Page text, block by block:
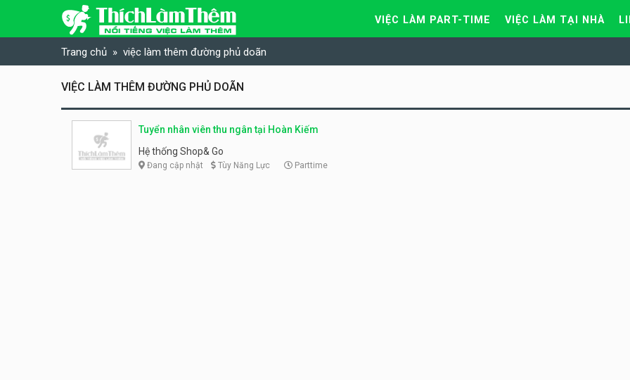
Skip to content
VIỆC LÀM PART-TIME VIỆC LÀM TẠI NHÀ
Trang chủ việc làm thêm đường phủ doãn
VIỆC LÀM THÊM ĐƯỜNG PHỦ DOÃN
Tuyển nhân viên thu ngân tại Hoàn Kiếm
Hệ thống Shop& Go
Đang cập nhật Tùy Năng Lực Parttime